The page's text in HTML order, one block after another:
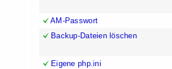
AM-Passwort
Backup-Dateien löschen
Eigene php.ini